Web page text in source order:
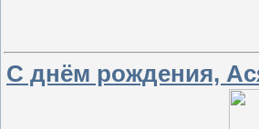
С днём рождения,